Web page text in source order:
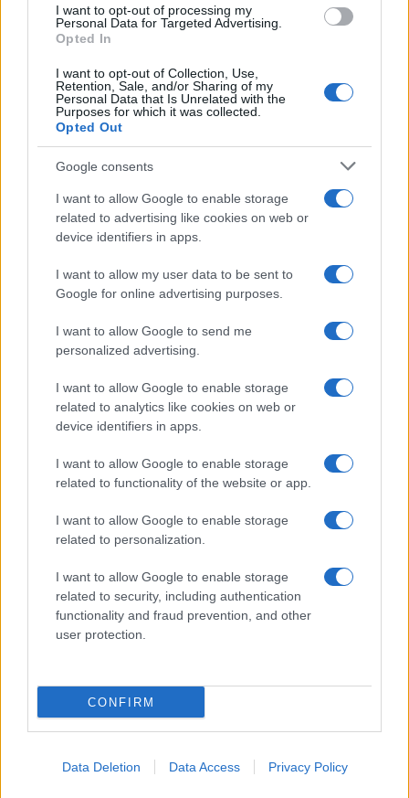
consent section.
I want to opt-out of processing my
Personal Data for Targeted Advertising.
Opted In
I want to opt-out of Collection, Use,
Retention, Sale, and/or Sharing of my
Personal Data that Is Unrelated with the
Purposes for which it was collected.
Opted Out
Google consents
I want to allow Google to enable storage
related to advertising like cookies on web or
device identifiers in apps.
I want to allow my user data to be sent to
Google for online advertising purposes.
I want to allow Google to send me
personalized advertising.
I want to allow Google to enable storage
related to analytics like cookies on web or
device identifiers in apps.
I want to allow Google to enable storage
related to functionality of the website or app.
I want to allow Google to enable storage
related to personalization.
I want to allow Google to enable storage
related to security, including authentication
functionality and fraud prevention, and other
user protection.
CONFIRM
Data Deletion Data Access Privacy Policy